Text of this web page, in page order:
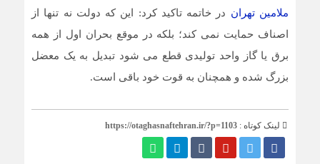
ملامین تهران در خاتمه تاکید کرد: این که دولت نه تنها از
اصناف حمایت نمی کند؛ بلکه در موقع بحران اول از همه
برق یا گاز واحد تولیدی قطع می شود تبدیل به یک معضل
بزرگ شده و همچنان به قوت خود باقی است.
لینک کوتاه : https://otaghasnaftehran.ir/?p=1103